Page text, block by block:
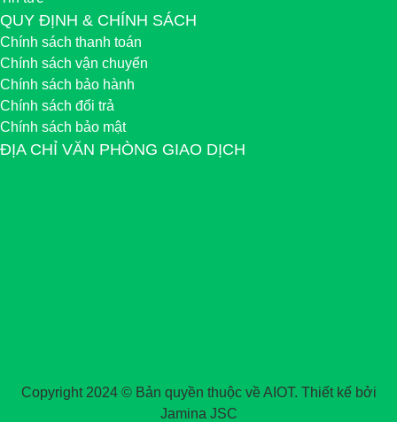
QUY ĐỊNH & CHÍNH SÁCH
Chính sách thanh toán
Chính sách vận chuyển
Chính sách bảo hành
Chính sách đổi trả
Chính sách bảo mật
ĐỊA CHỈ VĂN PHÒNG GIAO DỊCH
Copyright 2024 © Bản quyền thuộc về AIOT. Thiết kế bởi
Jamina JSC